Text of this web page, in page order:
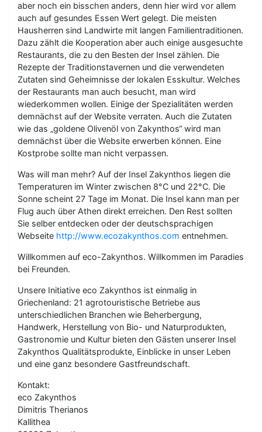
aber noch ein bisschen anders, denn hier wird vor allem
auch auf gesundes Essen Wert gelegt. Die meisten
Hausherren sind Landwirte mit langen Familientraditionen.
Dazu zählt die Kooperation aber auch einige ausgesuchte
Restaurants, die zu den Besten der Insel zählen. Die
Rezepte der Traditionstavernen und die verwendeten
Zutaten sind Geheimnisse der lokalen Esskultur. Welches
der Restaurants man auch besucht, man wird
wiederkommen wollen. Einige der Spezialitäten werden
demnächst auf der Website verraten. Auch die Zutaten
wie das „goldene Olivenöl von Zakynthos“ wird man
demnächst über die Website erwerben können. Eine
Kostprobe sollte man nicht verpassen.
Was will man mehr? Auf der Insel Zakynthos liegen die
Temperaturen im Winter zwischen 8°C und 22°C. Die
Sonne scheint 27 Tage im Monat. Die Insel kann man per
Flug auch über Athen direkt erreichen. Den Rest sollten
Sie selber entdecken oder der deutschsprachigen
Webseite http://www.ecozakynthos.com entnehmen.
Willkommen auf eco-Zakynthos. Willkommen im Paradies
bei Freunden.
Unsere Initiative eco Zakynthos ist einmalig in
Griechenland: 21 agrotouristische Betriebe aus
unterschiedlichen Branchen wie Beherbergung,
Handwerk, Herstellung von Bio- und Naturprodukten,
Gastronomie und Kultur bieten den Gästen unserer Insel
Zakynthos Qualitätsprodukte, Einblicke in unser Leben
und eine ganz besondere Gastfreundschaft.
Kontakt:
eco Zakynthos
Dimitris Therianos
Kallithea